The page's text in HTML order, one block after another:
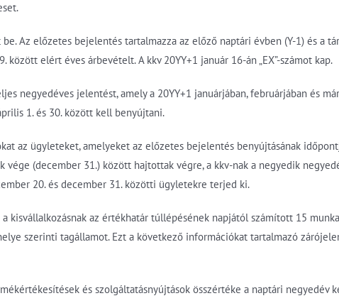
Az előzetes bejelentés tartalmazza az előző naptári évben (Y-1) és a
között elért éves árbevételt. A kkv 20YY+1 január 16-án „EX”-számot kap.
negyedéves jelentést, amely a 20YY+1 januárjában, februárjában és
1. és 30. között kell benyújtani.
az ügyleteket, amelyeket az előzetes bejelentés benyújtásának
vége (december 31.) között hajtottak végre, a kkv-nak a negyedik
20. és december 31. közötti ügyletekre terjed ki.
kisvállalkozásnak az értékhatár túllépésének napjától számított 15
szerinti tagállamot. Ezt a következő információkat tartalmazó
és szolgáltatásnyújtások összértéke a naptári negyedév